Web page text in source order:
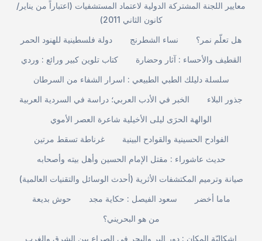
معايير اللجنة المشتركة الدولية لاعتماد المستشفيات (اعتباراً من يناير/
كانون الثاني 2011)
دولة فلسطينية للهنود الحمر
نساء الشطرنج
هل تعلّم نمر؟
كتاب تلوين كبير ورائع : وردي
القطيف والأحساء : آثار وحضارة
سلسلة دليلك الطبي الطبيعي : اسرار الشفاء من السرطان
الخبر في الأدب العربي؛ دراسة في السردية العربية
جذور البلاء
الوالهة الحرَى ليلى الأخيلية شاعرة العصر الأموي
غرناطة تسقط مرتين
الفوادح الحسينية والقوادح البينية
حديث عاشوراء : مقتل الإمام الحسين وأهل بيته وأصحابه
صيانة وترميم المكتشفات الأثرية (أحدث الوسائل والتقنيات العالمية)
حوش بديعة
سعود الفيصل : حكاية مجد
ماما أخضر
من هو البحريني؟
إشكاليّة المكان : دور البر والبحر في الصراع بين الشرق والغرب